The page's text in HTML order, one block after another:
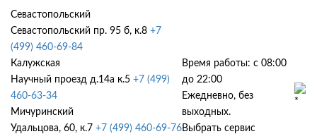
Севастопольский
Севастопольский пр. 95 б, к.8 +7
(499) 460-69-84
Калужская
Научный проезд д.14а к.5 +7 (499)
460-63-34
Мичуринский
Удальцова, 60, к.7 +7 (499) 460-69-76
Время работы: с 08:00
до 22:00
Ежедневно, без
выходных.
Выбрать сервис